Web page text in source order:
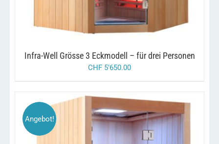
Infra-Well Grösse 3 Eckmodell – für drei Personen
CHF 5'650.00
Angebot!